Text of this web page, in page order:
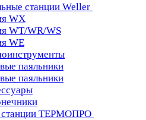
станции Weller
WX
WT/WR/WS
WE
паяльники
паяльники
станции ТЕРМОПРО